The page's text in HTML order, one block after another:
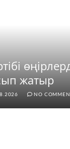
жатыр
NO